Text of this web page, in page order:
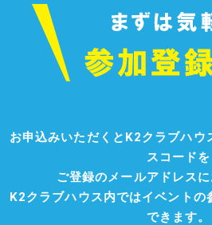
お申込みいただくとK2クラブハウ
スコードを
ご登録のメールアドレスに
K2クラブハウス内ではイベントの
できます。